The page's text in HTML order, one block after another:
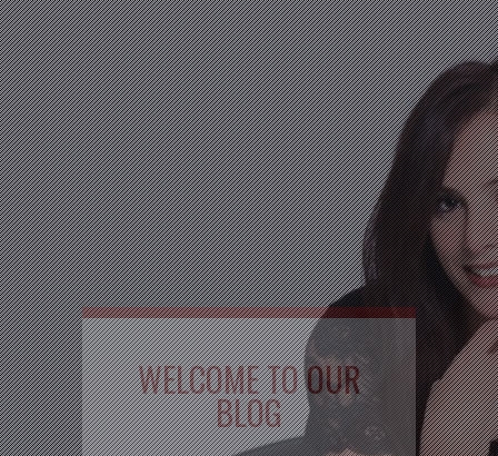
WELCOME TO OUR
BLOG